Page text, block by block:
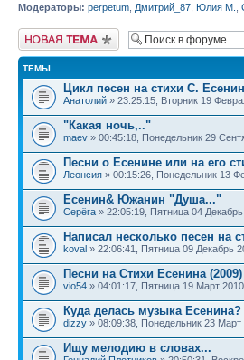
Модераторы: perpetum Дмитрий_87 Юлия М.
Начать новую тему
ТЕМЫ
Цикл песен на стихи С.
Анатолий » 23:25:15, Вторник 19
"Какая ночь,.."
maev » 00:45:18, Понедельник 29
Песни о Есенине или на его
Леонсия » 00:15:26, Понедельник 13
Есенин& Южанин "Душа..."
Серёга » 22:05:19, Пятница 04
Написал несколько песен на
koval » 22:06:41, Пятница 09 Декабрь
Песни на Стихи Есенина
vio54 » 04:01:17, Пятница 19 Март 2010
Куда делась музыка Есенина?
dizzy » 08:09:38, Понедельник 23 Март
Ищу мелодию в словах...